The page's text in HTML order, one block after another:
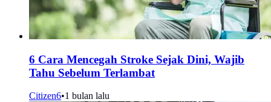
6 Cara Mencegah Stroke Sejak Dini, Wajib
Tahu Sebelum Terlambat
Citizen6•1 bulan lalu